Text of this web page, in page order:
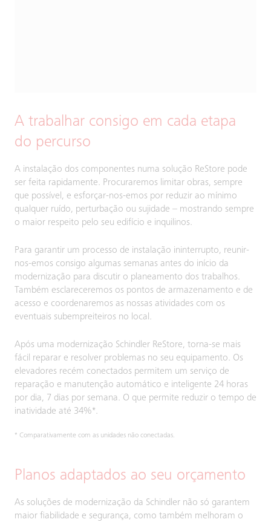
A trabalhar consigo em cada etapa
do percurso
A instalação dos componentes numa solução ReStore pode
ser feita rapidamente. Procuraremos limitar obras, sempre
que possível, e esforçar-nos-emos por reduzir ao mínimo
qualquer ruído, perturbação ou sujidade – mostrando sempre
o maior respeito pelo seu edifício e inquilinos.
Para garantir um processo de instalação ininterrupto, reunir-
nos-emos consigo algumas semanas antes do início da
modernização para discutir o planeamento dos trabalhos.
Também esclareceremos os pontos de armazenamento e de
acesso e coordenaremos as nossas atividades com os
eventuais subempreiteiros no local.
Após uma modernização Schindler ReStore, torna-se mais
fácil reparar e resolver problemas no seu equipamento. Os
elevadores recém conectados permitem um serviço de
reparação e manutenção automático e inteligente 24 horas
por dia, 7 dias por semana. O que permite reduzir o tempo de
inatividade até 34%*.
* Comparativamente com as unidades não conectadas.
Planos adaptados ao seu orçamento
As soluções de modernização da Schindler não só garantem
maior fiabilidade e segurança, como também melhoram o